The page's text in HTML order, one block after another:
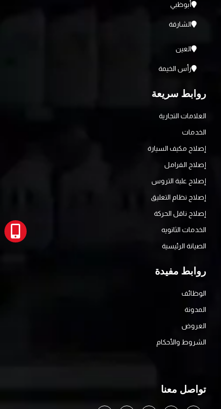
أبوظبي
الشارقة
العين
رأس الخيمة
روابط سريعة
العلامات التجارية
الخدمات
إصلاح مكيف السيارة
إصلاح الفرامل
إصلاح علبة التروس
إصلاح نظام التعليق
إصلاح ناقل الحركة
الخدمات الثانويه
الصيانة الرئيسية
روابط مفيدة
الوظائف
المدونة
العروض
الشروط والأحكام
تواصل معنا